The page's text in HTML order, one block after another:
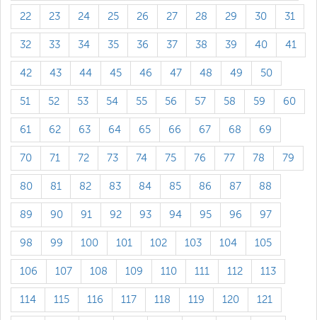
22 23 24 25 26 27 28 29 30 31
32 33 34 35 36 37 38 39 40 41
42 43 44 45 46 47 48 49 50
51 52 53 54 55 56 57 58 59 60
61 62 63 64 65 66 67 68 69
70 71 72 73 74 75 76 77 78 79
80 81 82 83 84 85 86 87 88
89 90 91 92 93 94 95 96 97
98 99 100 101 102 103 104 105
106 107 108 109 110 111 112 113
114 115 116 117 118 119 120 121